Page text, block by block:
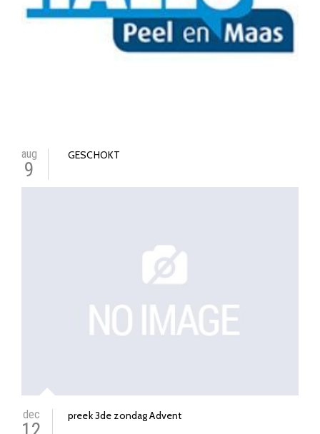
aug
9
GESCHOKT
dec preek 3de zondag Advent